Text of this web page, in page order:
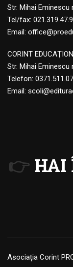
Str. Mihai Eminescu
Tel/fax:
Email:
CORINT
Str. Mihai Eminescu
Telefon:
Email:
👉 HAI
Asociația Corint